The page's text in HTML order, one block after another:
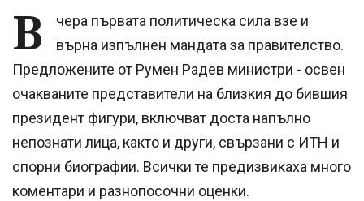
В
чера първата политическа сила взе и
върна изпълнен мандата за правителство.
Предложените от Румен Радев министри - освен
очакваните представители на близкия до бившия
президент фигури, включват доста напълно
непознати лица, както и други, свързани с ИТН и
спорни биографии. Всички те предизвикаха много
коментари и разнопосочни оценки.